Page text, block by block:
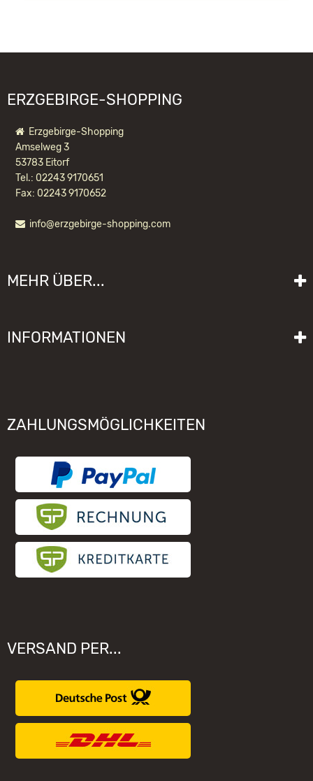
ERZGEBIRGE-SHOPPING
Erzgebirge-Shopping
Amselweg 3
53783 Eitorf
Tel.: 02243 9170651
Fax: 02243 9170652
info@erzgebirge-shopping.com
MEHR ÜBER...
Lieferzeit
Widerrufsrecht
INFORMATIONEN
Schwibbogen funktioniert nicht
Unsere Hersteller
ZAHLUNGSMÖGLICHKEITEN
VERSAND PER...